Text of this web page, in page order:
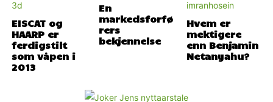
EISCAT og
HAARP er
ferdigstilt
som våpen i
2013
En
markedsforfø
rers
bekjennelse
Hvem er
mektigere
enn Benjamin
Netanyahu?